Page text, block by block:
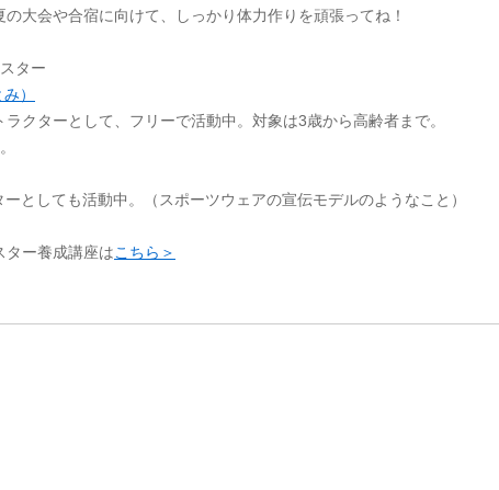
大会や合宿に向けて、しっかり体力作りを頑張ってね！
ター
）
クターとして、フリーで活動中。対象は3歳から高齢者まで。
としても活動中。（スポーツウェアの宣伝モデルのようなこと）
ター養成講座はこちら＞